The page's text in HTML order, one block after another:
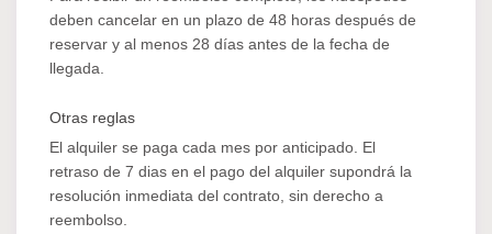
deben cancelar en un plazo de 48 horas después de
reservar y al menos 28 días antes de la fecha de
llegada.
Otras reglas
El alquiler se paga cada mes por anticipado. El
retraso de 7 dias en el pago del alquiler supondrá la
resolución inmediata del contrato, sin derecho a
reembolso.